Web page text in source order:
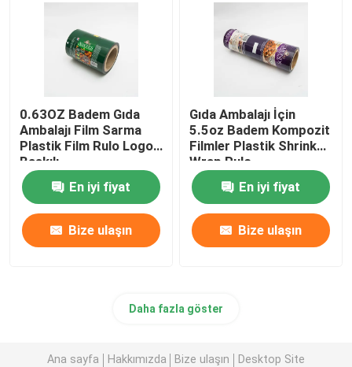
0.63OZ Badem Gıda
Ambalajı Film Sarma
Plastik Film Rulo Logo
Baskılı
En iyi fiyat
Bize ulaşın
Gıda Ambalajı İçin
5.5oz Badem Kompozit
Filmler Plastik Shrink
Wrap Rulo
En iyi fiyat
Bize ulaşın
Daha fazla göster
Ana sayfa Hakkımızda Bize ulaşın Desktop Site